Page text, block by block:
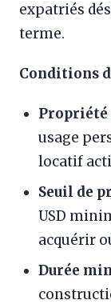
expatriés
terme.
Conditions
usage
locatif
Seuil de
USD
acquérir
Durée